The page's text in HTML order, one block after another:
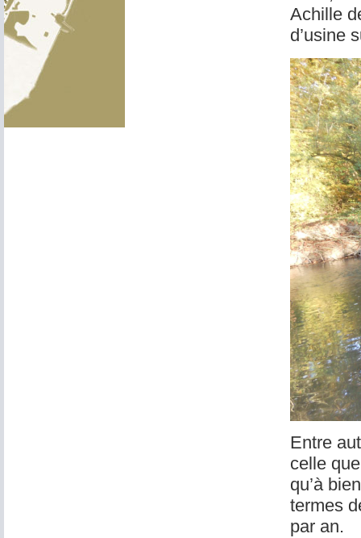
Achille
d’usine
Entre
celle
qu’à
termes
par an.